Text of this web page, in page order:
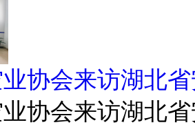
协会来访湖北
协会来访湖北